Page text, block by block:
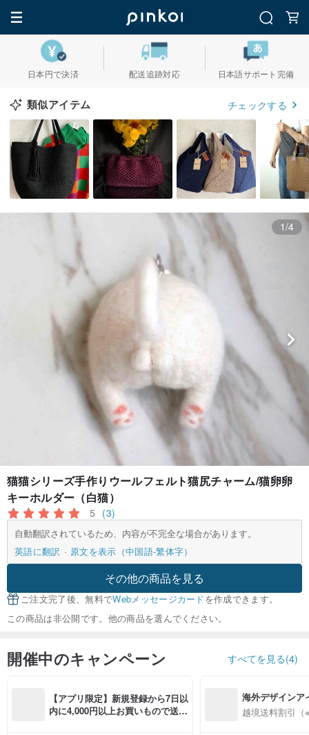
日本円で決済 配送追跡対応 日本語サポート完備
類似アイテム チェックする
1/4
猫猫シリーズ手作りウールフェルト猫尻チャーム/猫卵卵
キーホルダー（白猫）
5 (3)
自動翻訳されているため、内容が不完全な場合があります。
英語に翻訳
原文を表示（中国語-繁体字）
その他の商品を見る
ご注文完了後、無料でWebメッセージカードを作成できます。
この商品は非公開です。他の商品を選んでください。
開催中のキャンペーン すべてを見る(4)
【アプリ限定】新規登録から7日以
内に4,000円以上お買いもので送料
海外デザインア
入
越境送料割引（